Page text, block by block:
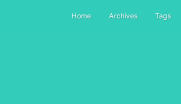
Home Archives Tags